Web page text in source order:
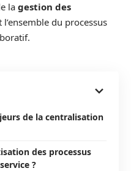
la gestion des
l’ensemble du processus
de la centralisation
des processus
?